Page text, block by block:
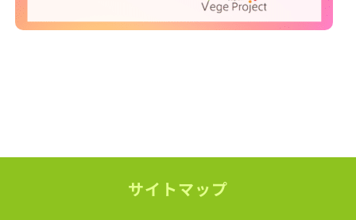
サイトマップ